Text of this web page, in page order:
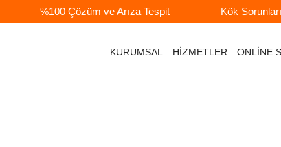
%100 Çözüm ve Arıza Tespit Kök
KURUMSAL HİZMETLER ONLİNE